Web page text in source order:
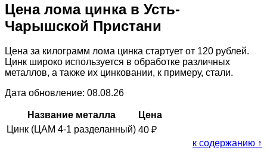
Цена лома цинка в Усть-
Чарышской Пристани
Цена за килограмм лома цинка стартует от 120 рублей.
Цинк широко используется в обработке различных
металлов, а также их цинковании, к примеру, стали.
Дата обновление: 08.08.26
Название металла
Цена
Цинк (ЦАМ 4-1 разделанный) 40 ₽
к содержанию ↑